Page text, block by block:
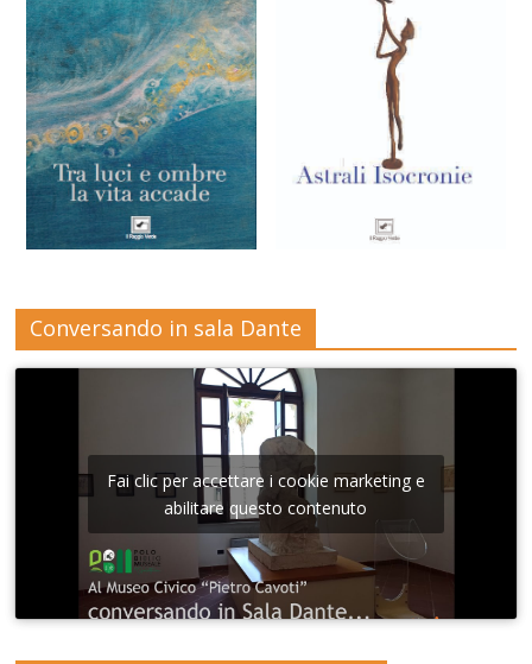
Conversando in sala Dante
Fai clic per accettare i cookie marketing e
abilitare questo contenuto